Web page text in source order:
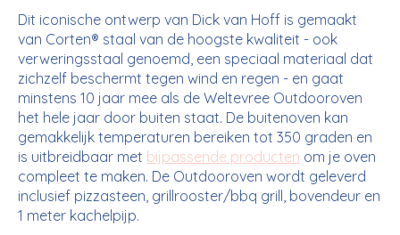
Dit iconische ontwerp van Dick van Hoff is gemaakt
van Corten® staal van de hoogste kwaliteit - ook
verweringsstaal genoemd, een speciaal materiaal dat
zichzelf beschermt tegen wind en regen - en gaat
minstens 10 jaar mee als de Weltevree Outdooroven
het hele jaar door buiten staat. De buitenoven kan
gemakkelijk temperaturen bereiken tot 350 graden en
is uitbreidbaar met bijpassende producten om je oven
compleet te maken. De Outdooroven wordt geleverd
inclusief pizzasteen, grillrooster/bbq grill, bovendeur en
1 meter kachelpijp.